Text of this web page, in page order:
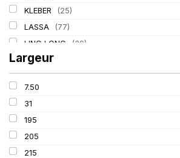
KLEBER
(25)
LASSA
(77)
LING LONG
(39)
MICHELIN
PIRELLI (110)
TIGAR
Largeur
7.50
31
195
205
215